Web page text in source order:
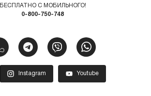
БЕСПЛАТНО С МОБИЛЬНОГО!
0-800-750-748
Instagram Youtube